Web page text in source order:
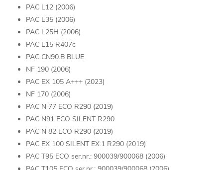
PAC L12 (2006)
PAC L35 (2006)
PAC L25H (2006)
PAC L15 R407c
PAC CN90.B BLUE
NF 190 (2006)
PAC EX 105 A+++ (2023)
NF 170 (2006)
PAC N 77 ECO R290 (2019)
PAC N91 ECO SILENT R290
PAC N 82 ECO R290 (2019)
PAC EX 100 SILENT EX:1 R290 (2019)
PAC T95 ECO ser.nr.: 900039/900068 (2006)